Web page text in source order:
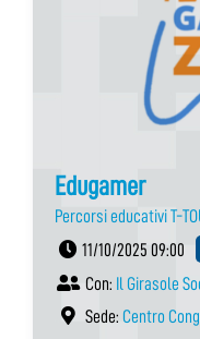
Edugamer
Percorsi educativi T-
11/10/2025 09:00
Con: Il Girasole
Sede: Centro